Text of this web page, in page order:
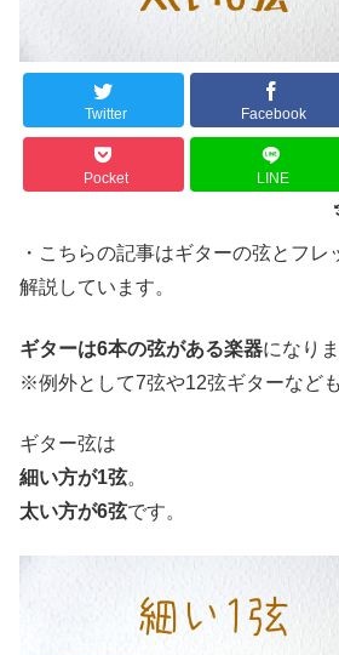
Twitter Facebook
Pocket LINE
・こちらの記事はギターの弦とフレ
解説しています。
ギターは6本の弦がある楽器になりま
※例外として7弦や12弦ギターなども
ギター弦は
細い方が1弦。
太い方が6弦です。